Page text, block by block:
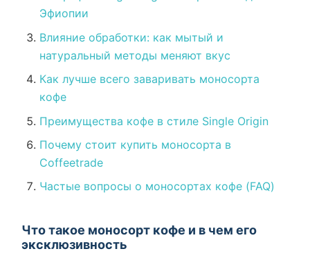
Эфиопии
Влияние обработки: как мытый и
натуральный методы меняют вкус
Как лучше всего заваривать моносорта
кофе
Преимущества кофе в стиле Single Origin
Почему стоит купить моносорта в
Coffeetrade
Частые вопросы о моносортах кофе (FAQ)
Что такое моносорт кофе и в чем его
эксклюзивность